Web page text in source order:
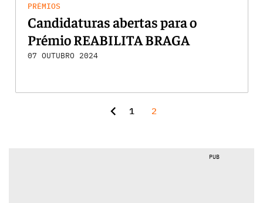
PRÉMIOS
Candidaturas abertas para o
Prémio REABILITA BRAGA
07 OUTUBRO 2024
chevron_left 1 2
PUB